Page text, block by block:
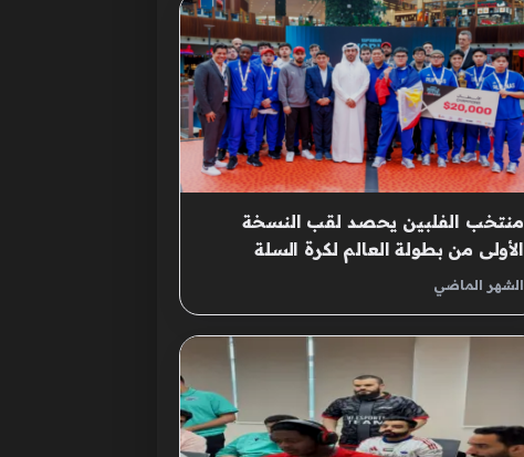
منتخب الفلبين يحصد لقب النسخة
الأولى من بطولة العالم لكرة السلة
الإلكترونية بقطر
الشهر الماضي